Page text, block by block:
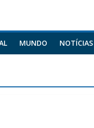
MUNDO NOTÍCIAS